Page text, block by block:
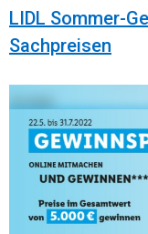
LIDL Sommer-
Sachpreisen